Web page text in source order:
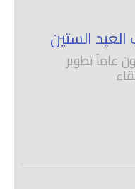
الستين
عاماً تطوير